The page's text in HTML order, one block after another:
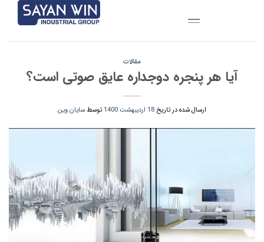
مقالات
آیا هر پنجره دوجداره عایق صوتی است؟
ارسال شده در تاریخ 18 اردیبهشت 1400 توسطسایان وین